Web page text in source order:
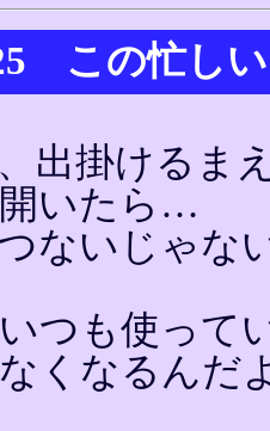
この忙し
出掛けるま
いたら…
ないじゃな
つも使って
くなるんだ